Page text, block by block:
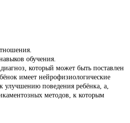
обучения.
который может быть поставлен
имеет нейрофизиологические
улучшению поведения ребёнка, а,
методов, к которым